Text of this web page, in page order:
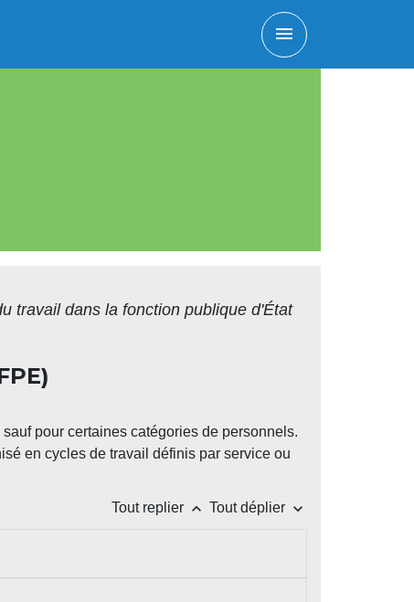
menu
travail dans la fonction publique d'État
pour certaines catégories de personnels.
en cycles de travail définis par service ou
Tout replier keyboard_arrow_up Tout déplier keyboard_arrow_down